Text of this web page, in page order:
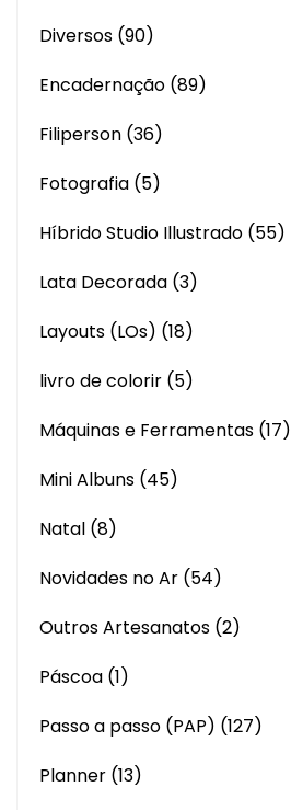
Diversos (90)
Encadernação (89)
Filiperson (36)
Fotografia (5)
Híbrido Studio Illustrado (55)
Lata Decorada (3)
Layouts (LOs) (18)
livro de colorir (5)
Máquinas e Ferramentas (17)
Mini Albuns (45)
Natal (8)
Novidades no Ar (54)
Outros Artesanatos (2)
Páscoa (1)
Passo a passo (PAP) (127)
Planner (13)